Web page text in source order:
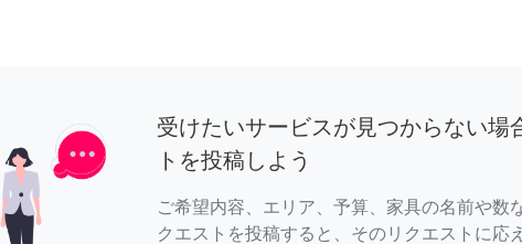
受けたいサービスが見つからない場
トを投稿しよう
ご希望内容、エリア、予算、家具の名前や数
クエストを投稿すると、そのリクエストに応